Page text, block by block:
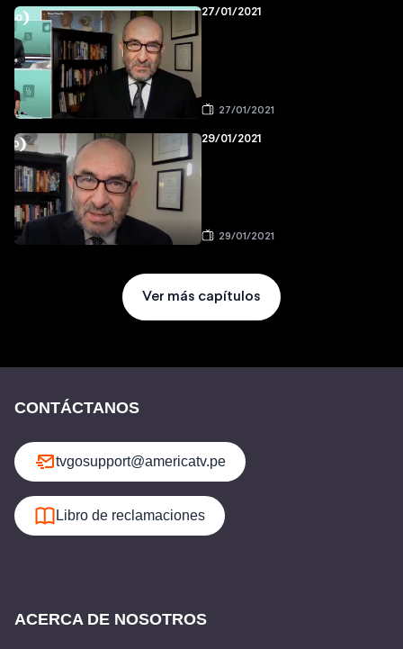
27/01/2021
27/01/2021
29/01/2021
29/01/2021
Ver más capítulos
CONTÁCTANOS
tvgosupport@americatv.pe
Libro de reclamaciones
ACERCA DE NOSOTROS